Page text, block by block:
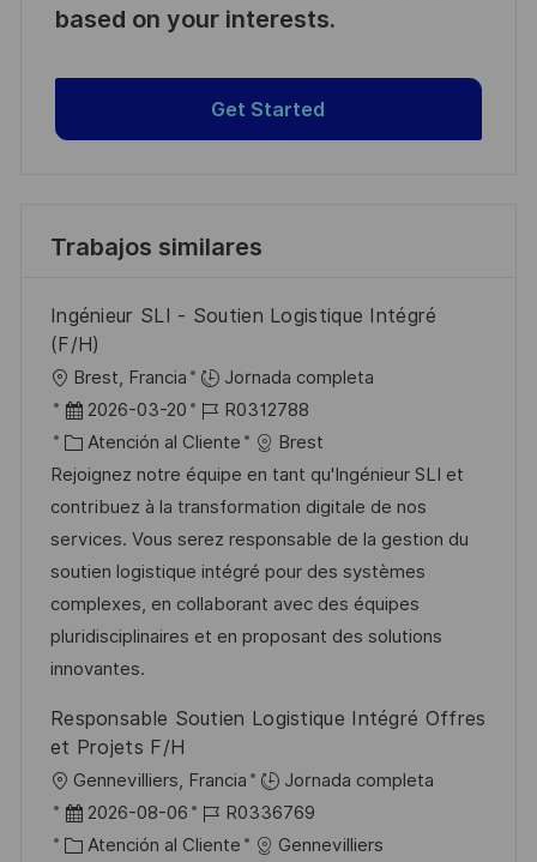
based on your interests.
Get Started
Trabajos similares
Ingénieur SLI - Soutien Logistique Intégré
(F/H)
U
b
c
a
c
i
ó
n
Brest, Francia
Jornada completa
F
e
c
h
a
d
e
p
u
l
a
2026-03-20
I
D
d
e
e
m
p
l
R0312788
C
a
t
e
g
o
r
í
Atención al Cliente
Brest
Rejoignez notre équipe en tant qu'Ingénieur SLI et
contribuez à la transformation digitale de nos
services. Vous serez responsable de la gestion du
soutien logistique intégré pour des systèmes
complexes, en collaborant avec des équipes
pluridisciplinaires et en proposant des solutions
innovantes.
Responsable Soutien Logistique Intégré Offres
et Projets F/H
U
b
Gennevilliers, Francia
Jornada completa
F
e
2026-08-06
I
D
R0336769
C Atención al Cliente
Gennevilliers